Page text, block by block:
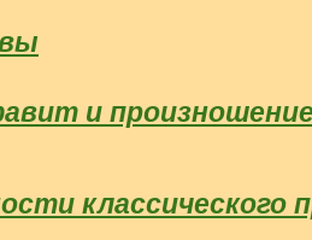
и
классического